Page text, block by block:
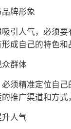
牌形象
引人气，必须
成自己的特色
群体
须精准定位自
推广渠道和方式
人气